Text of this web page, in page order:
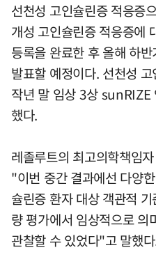
선천성 고인슐린증 적응증
개성 고인슐린증 적응증에
등록을 완료한 후 올해 하
발표할 예정이다. 선천성
작년 말 임상 3상 sunRIZE
했다.
레졸루트의 최고의학책임
"이번 중간 결과에선 다양
슐린증 환자 대상 객관적
량 평가에서 임상적으로 의
관찰할 수 있었다"고 말했